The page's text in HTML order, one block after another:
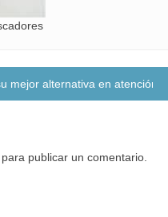
mejor alternativa en atención
para publicar un comentario.